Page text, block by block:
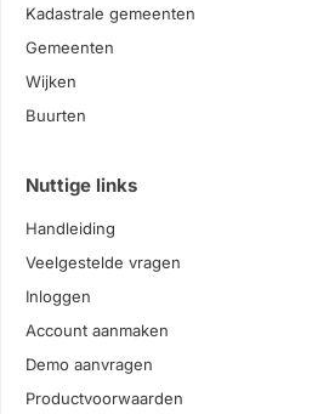
Kadastrale gemeenten
Gemeenten
Wijken
Buurten
Nuttige links
Handleiding
Veelgestelde vragen
Inloggen
Account aanmaken
Demo aanvragen
Productvoorwaarden